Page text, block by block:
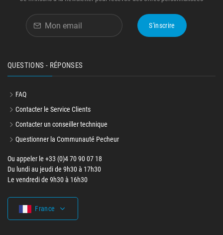
S'inscrire
QUESTIONS - RÉPONSES
FAQ
Contacter le Service Clients
Contacter un conseiller technique
Questionner la Communauté Pecheur
Ou appeler le +33 (0)4 70 90 07 18
Du lundi au jeudi de 9h30 à 17h30
Le vendredi de 9h30 à 16h30
France